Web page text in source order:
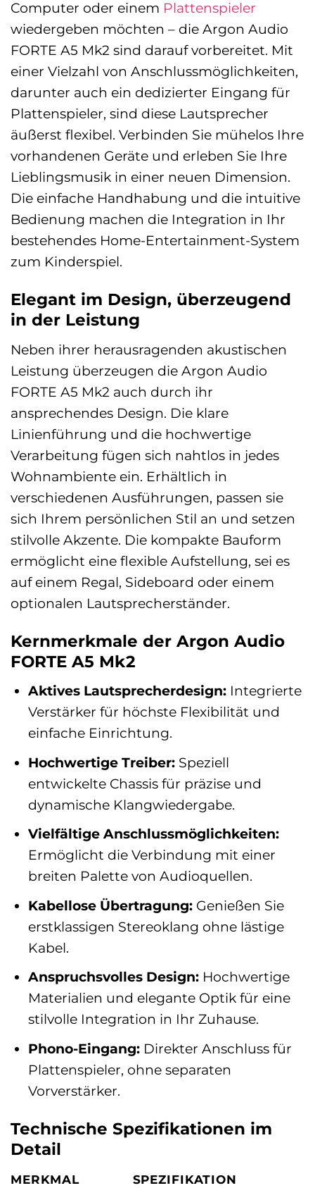
Computer oder einem Plattenspieler
wiedergeben möchten – die Argon Audio
FORTE A5 Mk2 sind darauf vorbereitet. Mit
einer Vielzahl von Anschlussmöglichkeiten,
darunter auch ein dedizierter Eingang für
Plattenspieler, sind diese Lautsprecher
äußerst flexibel. Verbinden Sie mühelos Ihre
vorhandenen Geräte und erleben Sie Ihre
Lieblingsmusik in einer neuen Dimension.
Die einfache Handhabung und die intuitive
Bedienung machen die Integration in Ihr
bestehendes Home-Entertainment-System
zum Kinderspiel.
Elegant im Design, überzeugend
in der Leistung
Neben ihrer herausragenden akustischen
Leistung überzeugen die Argon Audio
FORTE A5 Mk2 auch durch ihr
ansprechendes Design. Die klare
Linienführung und die hochwertige
Verarbeitung fügen sich nahtlos in jedes
Wohnambiente ein. Erhältlich in
verschiedenen Ausführungen, passen sie
sich Ihrem persönlichen Stil an und setzen
stilvolle Akzente. Die kompakte Bauform
ermöglicht eine flexible Aufstellung, sei es
auf einem Regal, Sideboard oder einem
optionalen Lautsprecherständer.
Kernmerkmale der Argon Audio
FORTE A5 Mk2
Aktives Lautsprecherdesign:Integrierte
Verstärker für höchste Flexibilität und
einfache Einrichtung.
Hochwertige Treiber:Speziell
entwickelte Chassis für präzise und
dynamische Klangwiedergabe.
Vielfältige Anschlussmöglichkeiten:
Ermöglicht die Verbindung mit einer
breiten Palette von Audioquellen.
Kabellose Übertragung:Genießen Sie
erstklassigen Stereoklang ohne lästige
Kabel.
Anspruchsvolles Design:Hochwertige
Materialien und elegante Optik für eine
stilvolle Integration in Ihr Zuhause.
Phono-Eingang:Direkter Anschluss für
Plattenspieler, ohne separaten
Vorverstärker.
Technische Spezifikationen im
Detail
MERKMAL SPEZIFIKATION